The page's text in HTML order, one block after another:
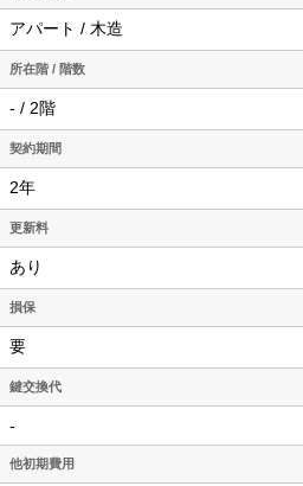
アパート / 木造
所在階 / 階数
- / 2階
契約期間
2年
更新料
あり
損保
要
鍵交換代
-
他初期費用